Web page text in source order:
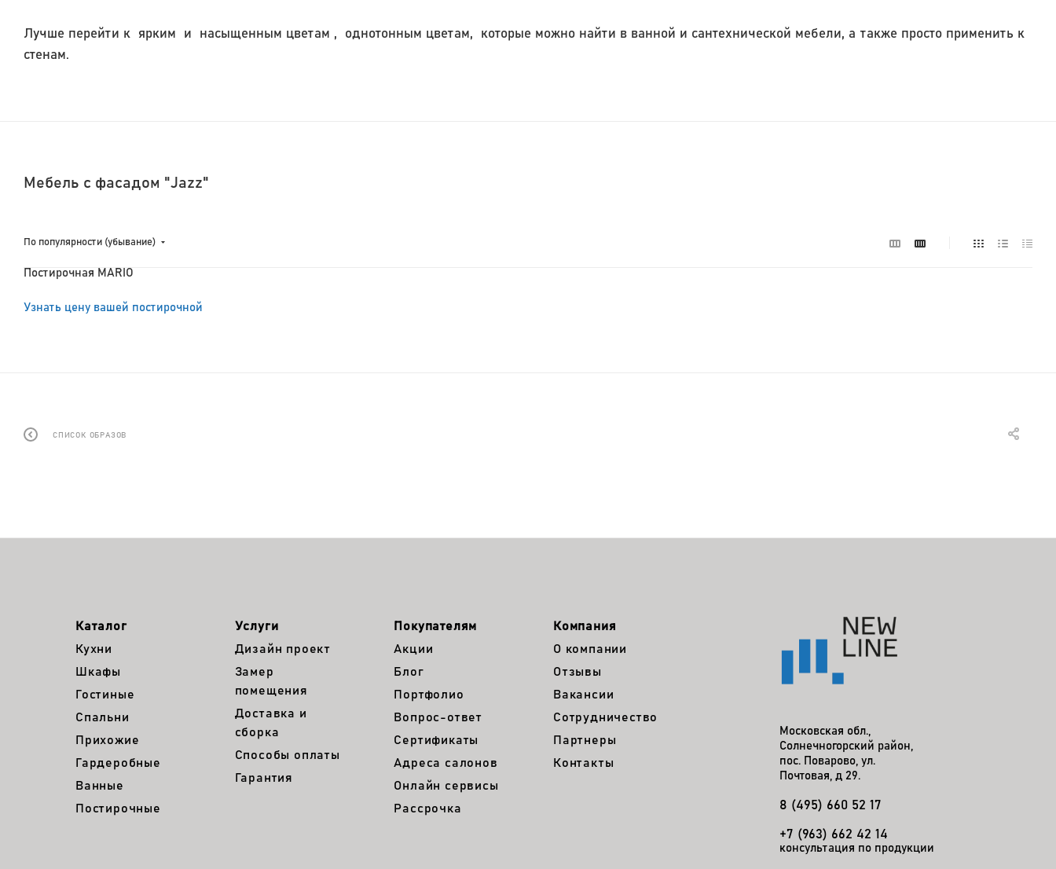
Лучше перейти к ярким и насыщенным цветам , однотонным цветам, которые можно найти в ванной и сантехнической мебели, а также просто применить к
стенам.
Мебель с фасадом "Jazz"
По популярности (убывание)
Постирочная MARIO
Узнать цену вашей постирочной
СПИСОК ОБРАЗОВ
Каталог
Кухни
Шкафы
Гостиные
Спальни
Прихожие
Гардеробные
Ванные
Постирочные
Услуги
Дизайн проект
Замер
помещения
Доставка и
сборка
Способы оплаты
Гарантия
Покупателям
Акции
Блог
Портфолио
Вопрос-ответ
Сертификаты
Адреса салонов
Онлайн сервисы
Рассрочка
Компания
О компании
Отзывы
Вакансии
Сотрудничество
Партнеры
Контакты
Московская обл.,
Солнечногорский район,
пос. Поварово, ул.
Почтовая, д 29.
8 (495) 660 52 17
+7 (963) 662 42 14
консультация по продукции